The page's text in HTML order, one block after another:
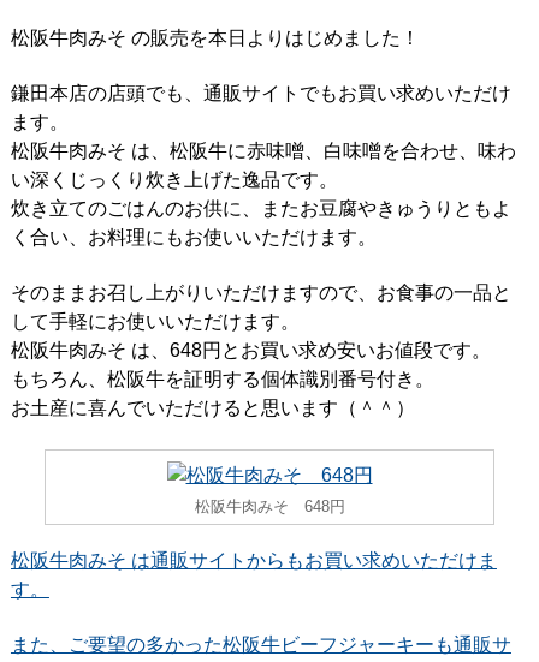
松阪牛肉みそ の販売を本日よりはじめました！
鎌田本店の店頭でも、通販サイトでもお買い求めいただけ
ます。
松阪牛肉みそ は、松阪牛に赤味噌、白味噌を合わせ、味わ
い深くじっくり炊き上げた逸品です。
炊き立てのごはんのお供に、またお豆腐やきゅうりともよ
く合い、お料理にもお使いいただけます。
そのままお召し上がりいただけますので、お食事の一品と
して手軽にお使いいただけます。
松阪牛肉みそ は、648円とお買い求め安いお値段です。
もちろん、松阪牛を証明する個体識別番号付き。
お土産に喜んでいただけると思います（＾＾）
松阪牛肉みそ 648円
松阪牛肉みそ は通販サイトからもお買い求めいただけま
す。
また、ご要望の多かった松阪牛ビーフジャーキーも通販サ